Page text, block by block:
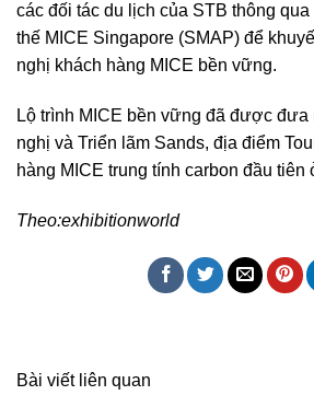
các đối tác du lịch của STB thông
thế MICE Singapore (SMAP) để
nghị khách hàng MICE bền vững.
Lộ trình MICE bền vững đã được đưa
nghị và Triển lãm Sands, địa điểm
hàng MICE trung tính carbon đầu tiên
Theo:exhibitionworld
Bài viết liên quan